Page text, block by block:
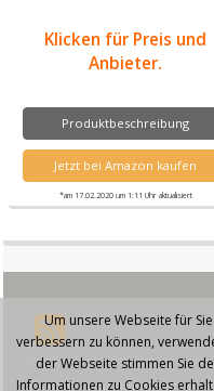
Klicken für Preis und
Anbieter.
Produktbeschreibung
Jetzt bei Amazon kaufen
*am 17.02.2020 um 1:11 Uhr aktualisiert
© 2026 - Trachtendirndl.de -
Um unsere Webseite für
verbessern zu können,
der Webseite stimmen Sie
Informationen zu Cookies